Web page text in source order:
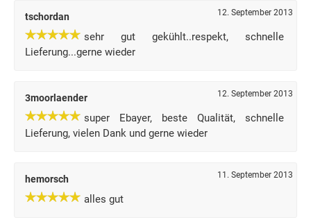
tschordan 12. September 2013
sehr gut gekühlt..respekt, schnelle
Lieferung...gerne wieder
3moorlaender 12. September 2013
super Ebayer, beste Qualität, schnelle
Lieferung, vielen Dank und gerne wieder
hemorsch 11. September 2013
alles gut